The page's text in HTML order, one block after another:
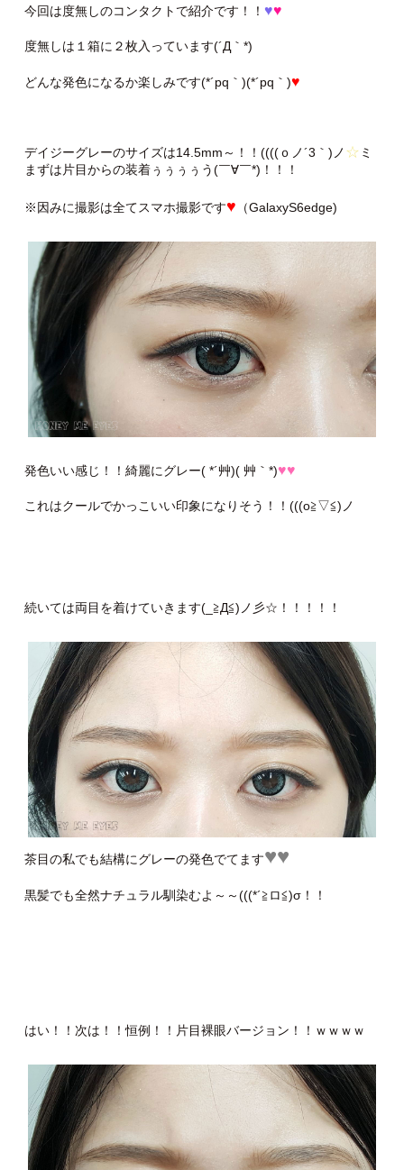
今回は度無しのコンタクトで紹介です！！ ♥♥
度無しは１箱に２枚入っています(´Д｀*)ゞ
どんな発色になるか楽しみです(*´pq｀)(*´pq｀)♥
デイジーグレーのサイズは14.5mm～！！((((ｏノ´3｀)ノ ☆ ミ
まずは片目からの装着ぅぅぅぅう(￣∀￣*)！！！
※因みに撮影は全てスマホ撮影です♥ （GalaxyS6edge)
発色いい感じ！！綺麗にグレー( *´艸)( 艸｀*)♥♥
これはクールでかっこいい印象になりそう！！(((o≧▽≦)ノ
続いては両目を着けていきます(_≧Д≦)ノ彡☆！！！！！
茶目の私でも結構にグレーの発色でてます♥♥
黒髪でも全然ナチュラル馴染むよ～～(((*´≧ロ≦)σ！！
はい！！次は！！恒例！！片目裸眼バージョン！！ｗｗｗｗ